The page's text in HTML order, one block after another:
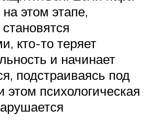
этом этапе,
кто-то теряет
и начинает
подстраиваясь под
этом психологическая